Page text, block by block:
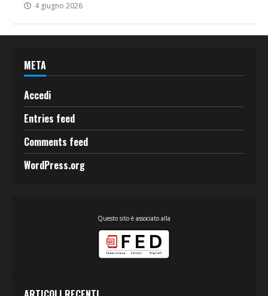
4 giugno 2026
META
Accedi
Entries feed
Comments feed
WordPress.org
Questo sito è associato alla